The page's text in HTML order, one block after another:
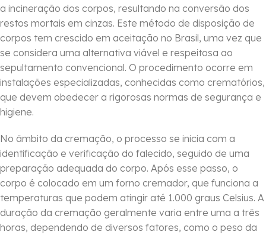
a incineração dos corpos, resultando na conversão dos
restos mortais em cinzas. Este método de disposição de
corpos tem crescido em aceitação no Brasil, uma vez que
se considera uma alternativa viável e respeitosa ao
sepultamento convencional. O procedimento ocorre em
instalações especializadas, conhecidas como crematórios,
que devem obedecer a rigorosas normas de segurança e
higiene.
No âmbito da cremação, o processo se inicia com a
identificação e verificação do falecido, seguido de uma
preparação adequada do corpo. Após esse passo, o
corpo é colocado em um forno cremador, que funciona a
temperaturas que podem atingir até 1.000 graus Celsius. A
duração da cremação geralmente varia entre uma a três
horas, dependendo de diversos fatores, como o peso da